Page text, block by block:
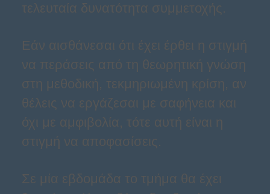
τελευταία δυνατότητα συμμετοχής.
Εάν αισθάνεσαι ότι έχει έρθει η στιγμή
να περάσεις από τη θεωρητική γνώση
στη μεθοδική, τεκμηριωμένη κρίση, αν
θέλεις να εργάζεσαι με σαφήνεια και
όχι με αμφιβολία, τότε αυτή είναι η
στιγμή να αποφασίσεις.
Σε μία εβδομάδα το τμήμα θα έχει